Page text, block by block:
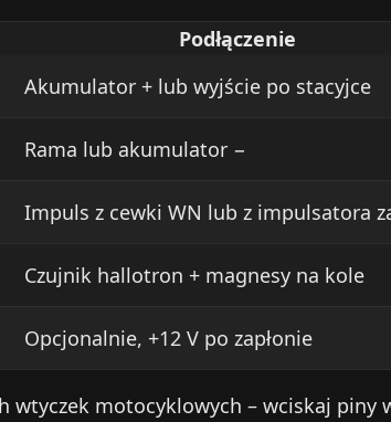
Podłączenie
Akumulator + lub wyjście po stacyjce
Rama lub akumulator −
Impuls z cewki WN lub z impulsatora
Czujnik hallotron + magnesy na kole
Opcjonalnie, +12 V po zapłonie
wtyczek motocyklowych – wciskaj piny